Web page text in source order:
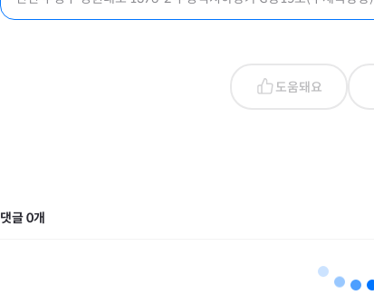
도움돼요
댓글0개